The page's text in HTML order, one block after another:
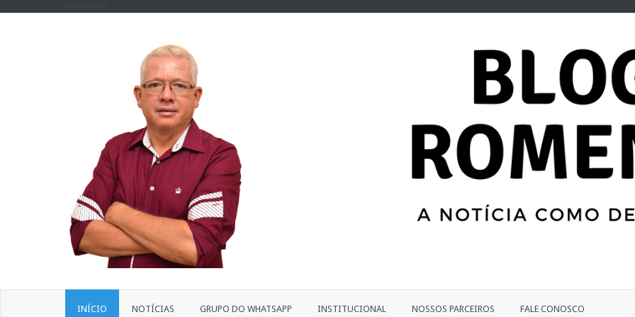
INÍCIO NOTÍCIAS GRUPO DO WHATSAPP INSTITUCIONAL NOSSOS PARCEIROS FALE CONOSCO